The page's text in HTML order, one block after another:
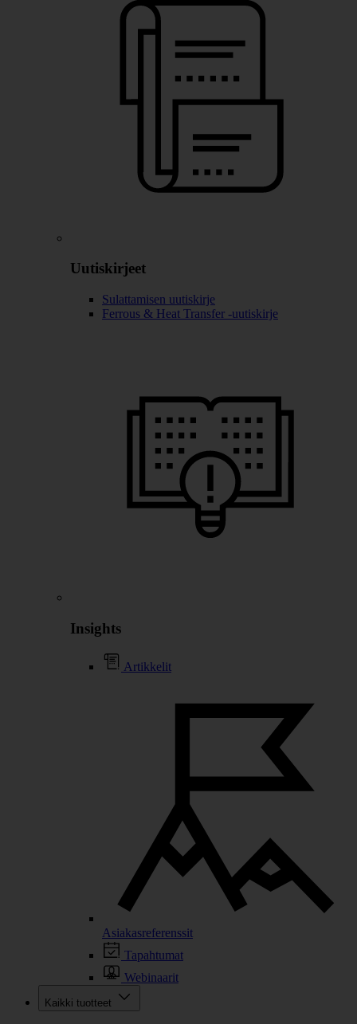
Uutiskirjeet
Sulattamisen uutiskirje
Ferrous & Heat Transfer -uutiskirje
Insights
Artikkelit
Asiakasreferenssit
Tapahtumat
Webinaarit
Kaikki tuotteet